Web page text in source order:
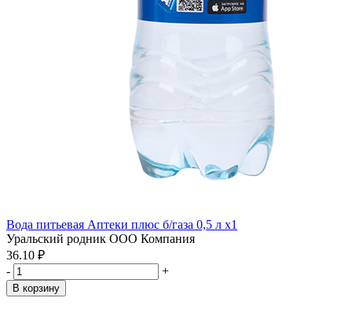
Вода питьевая Аптеки плюс б/газа 0,5 л x1
Уральский родник ООО Компания
36.10 ₽
-
+
В корзину